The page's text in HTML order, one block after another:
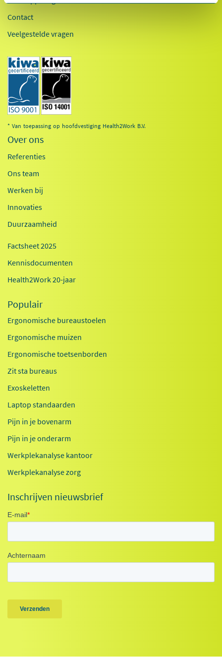
Contact
Veelgestelde vragen
* Van toepassing op hoofdvestiging Health2Work B.V.
Over ons
Referenties
Ons team
Werken bij
Innovaties
Duurzaamheid
Factsheet 2025
Kennisdocumenten
Health2Work 20-jaar
Populair
Ergonomische bureaustoelen
Ergonomische muizen
Ergonomische toetsenborden
Zit sta bureaus
Exoskeletten
Laptop standaarden
Pijn in je bovenarm
Pijn in je onderarm
Werkplekanalyse kantoor
Werkplekanalyse zorg
Inschrijven nieuwsbrief